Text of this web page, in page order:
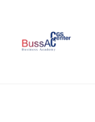
content